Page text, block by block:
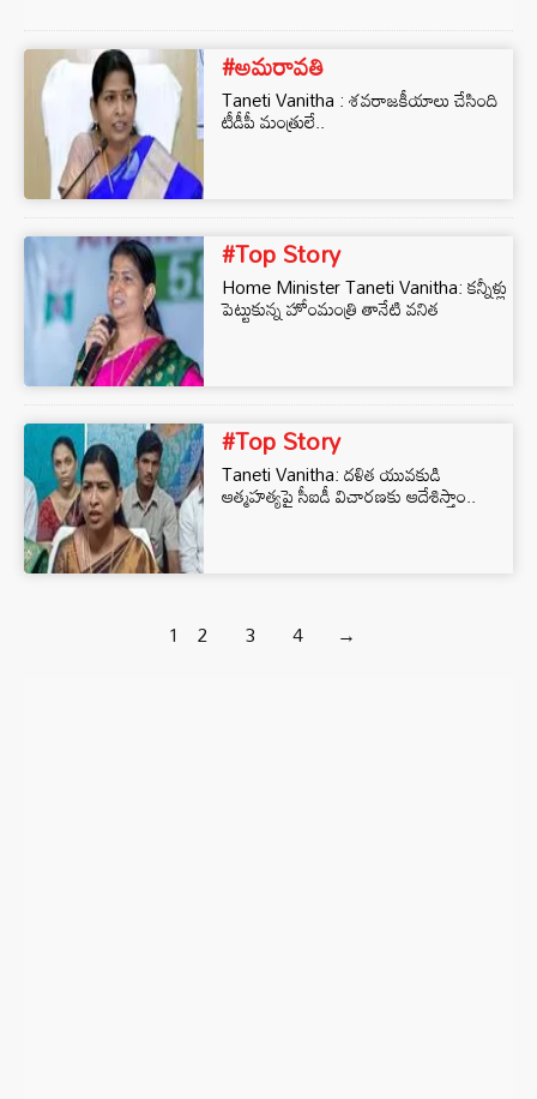
#అమరావతి
Taneti Vanitha : శవరాజకీయాలు చేసింది
టీడీపీ మంత్రులే..
#Top Story
Home Minister Taneti Vanitha: కన్నీళ్లు
పెట్టుకున్న హోంమంత్రి తానేటి వనిత
#Top Story
Taneti Vanitha: దళిత యువకుడి
ఆత్మహత్యపై సీఐడీ విచారణకు ఆదేశిస్తాం..
1 2 3 4 →